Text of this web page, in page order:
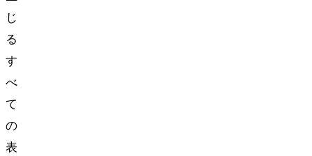
じ
る
す
べ
て
の
表